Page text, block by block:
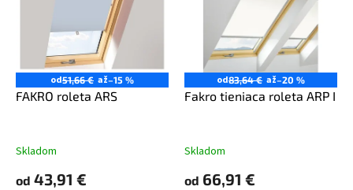
od51,66 € až–15 %
FAKRO roleta ARS
Skladom
od 43,91 €
od83,64 € až–20 %
Fakro tieniaca roleta ARP I
Skladom
od 66,91 €